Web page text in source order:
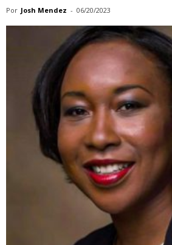
Por Josh Mendez - 06/20/2023